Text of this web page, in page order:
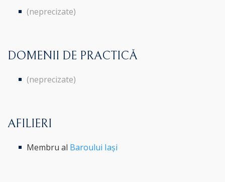
(neprecizate)
DOMENII DE PRACTICĂ
(neprecizate)
AFILIERI
Membru al Baroului Iași